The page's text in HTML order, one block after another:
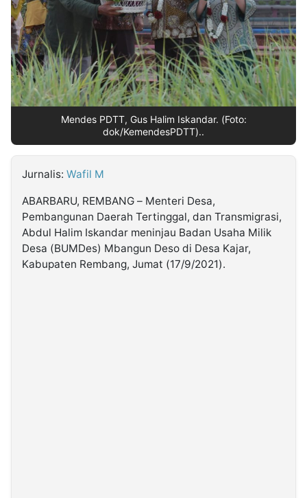
NTB
Time
IDN
Jogja
Rakyat
News
Notice
Baru
Follow
Kabarbaru
Kabarbaru.co
2026
Mendes PDTT, Gus Halim Iskandar. (Foto:
dok/KemendesPDTT)..
Jurnalis: Wafil M
ABARBARU, REMBANG – Menteri Desa,
Pembangunan Daerah Tertinggal, dan Transmigrasi,
Abdul Halim Iskandar meninjau Badan Usaha Milik
Desa (BUMDes) Mbangun Deso di Desa Kajar,
Kabupaten Rembang, Jumat (17/9/2021).